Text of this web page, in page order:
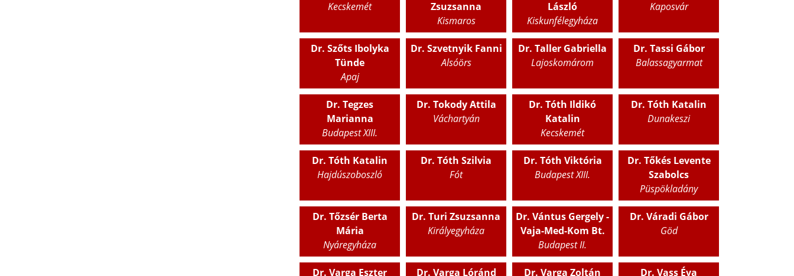
Kecskemét
Zsuzsanna
Kismaros
László
Kiskunfélegyháza
Kaposvár
Dr. Szőts Ibolyka
Tünde
Apaj
Dr. Szvetnyik Fanni
Alsóörs
Dr. Taller Gabriella
Lajoskomárom
Dr. Tassi Gábor
Balassagyarmat
Dr. Tegzes
Marianna
Budapest XIII.
Dr. Tokody Attila
Váchartyán
Dr. Tóth Ildikó
Katalin
Kecskemét
Dr. Tóth Katalin
Dunakeszi
Dr. Tóth Katalin
Hajdúszoboszló
Dr. Tóth Szilvia
Fót
Dr. Tóth Viktória
Budapest XIII.
Dr. Tőkés Levente
Szabolcs
Püspökladány
Dr. Tőzsér Berta
Mária
Nyáregyháza
Dr. Turi Zsuzsanna
Királyegyháza
Dr. Vántus Gergely -
Vaja-Med-Kom Bt.
Budapest II.
Dr. Váradi Gábor
Göd
Dr. Varga Eszter Dr. Varga Lóránd Dr. Varga Zoltán Dr. Vass Éva